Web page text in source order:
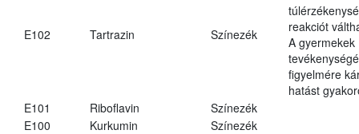
E102 Tartrazin Színezék
reakciót
A gyermekek
figyelmére
hatást
E101
Riboflavin
Színezék
E100
Kurkumin Színezék